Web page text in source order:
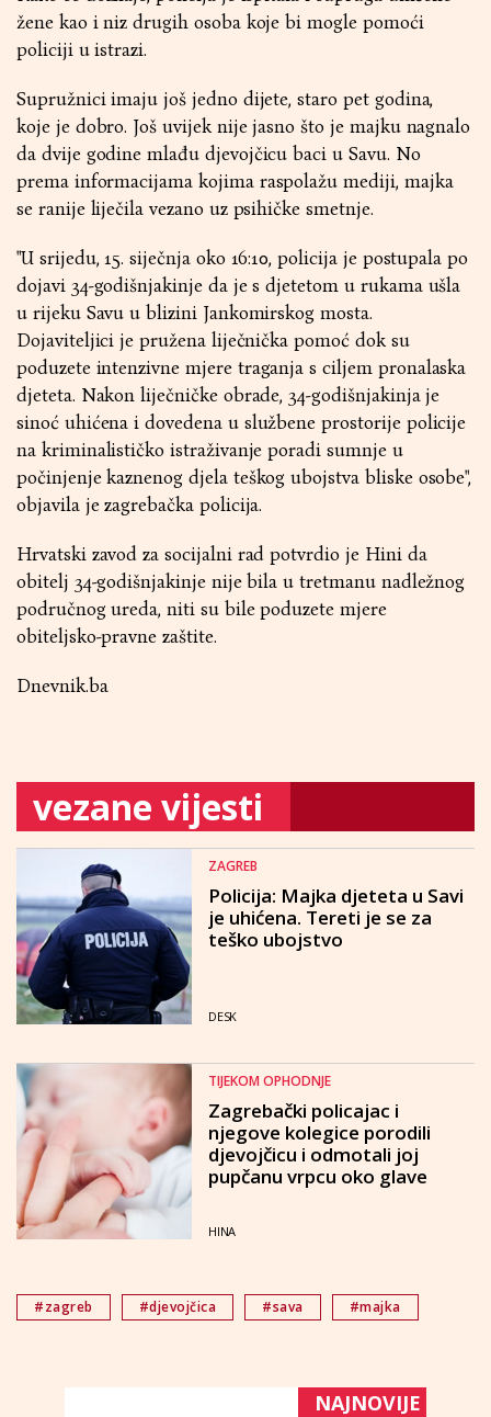
žene kao i niz drugih osoba koje bi mogle pomoći
policiji u istrazi.
Supružnici imaju još jedno dijete, staro pet godina,
koje je dobro. Još uvijek nije jasno što je majku nagnalo
da dvije godine mlađu djevojčicu baci u Savu. No
prema informacijama kojima raspolažu mediji, majka
se ranije liječila vezano uz psihičke smetnje.
"U srijedu, 15. siječnja oko 16:10, policija je postupala po
dojavi 34-godišnjakinje da je s djetetom u rukama ušla
u rijeku Savu u blizini Jankomirskog mosta.
Dojaviteljici je pružena liječnička pomoć dok su
poduzete intenzivne mjere traganja s ciljem pronalaska
djeteta. Nakon liječničke obrade, 34-godišnjakinja je
sinoć uhićena i dovedena u službene prostorije policije
na kriminalističko istraživanje poradi sumnje u
počinjenje kaznenog djela teškog ubojstva bliske osobe",
objavila je zagrebačka policija.
Hrvatski zavod za socijalni rad potvrdio je Hini da
obitelj 34-godišnjakinje nije bila u tretmanu nadležnog
područnog ureda, niti su bile poduzete mjere
obiteljsko-pravne zaštite.
Dnevnik.ba
vezane vijesti
ZAGREB
Policija: Majka djeteta u Savi
je uhićena. Tereti je se za
teško ubojstvo
DESK
TIJEKOM OPHODNJE
Zagrebački policajac i
njegove kolegice porodili
djevojčicu i odmotali joj
pupčanu vrpcu oko glave
HINA
#zagreb #djevojčica #sava #majka
NAJNOVIJE